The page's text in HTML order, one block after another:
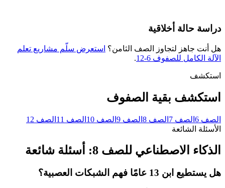
دراسة حالة أخلاقية
هل أنت جاهز لتجاوز الصف الثامن؟ استعرض سلّم مشاريع تعلم
الآلة الكامل للصفوف 6-12
.
استكشف
استكشف بقية الصفوف
الصف 6 الصف 7 الصف 8 الصف 9 الصف 10 الصف 11 الصف 12
الأسئلة الشائعة
الذكاء الاصطناعي للصف 8: أسئلة شائعة
هل يستطيع ابن 13 عامًا فهم الشبكات العصبية؟